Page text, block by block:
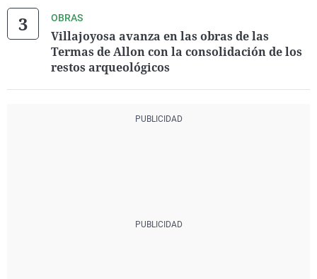
OBRAS
Villajoyosa avanza en las obras de las
Termas de Allon con la consolidación de los
restos arqueológicos